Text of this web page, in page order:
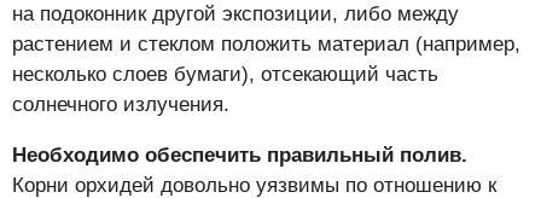
на подоконник другой экспозиции, либо между
растением и стеклом положить материал (например,
несколько слоев бумаги), отсекающий часть
солнечного излучения.
Необходимо обеспечить правильный полив.
Корни орхидей довольно уязвимы по отношению к